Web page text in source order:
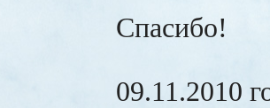
Спасибо!
09.11.2010